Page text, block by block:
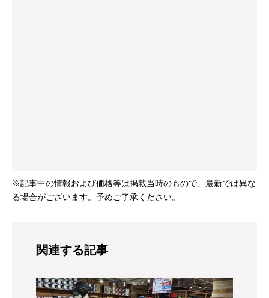
※記事中の情報および価格等は掲載当時のもので、最新では異な
る場合がございます。予めご了承ください。
関連する記事